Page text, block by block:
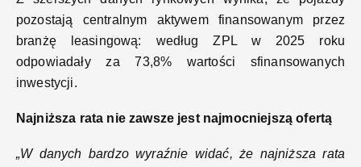
pozostają centralnym aktywem finansowanym przez
branżę leasingową: według ZPL w 2025 roku
odpowiadały za 73,8% wartości sfinansowanych
inwestycji.
Najniższa rata nie zawsze jest najmocniejszą ofertą
„W danych bardzo wyraźnie widać, że najniższa rata